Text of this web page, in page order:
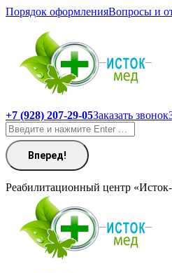
Перейти
содержанию
Порядок оформленияВопросы и
+7 (928) 207-29-05Заказать звонок
Поиск:
Реабилитационный центр